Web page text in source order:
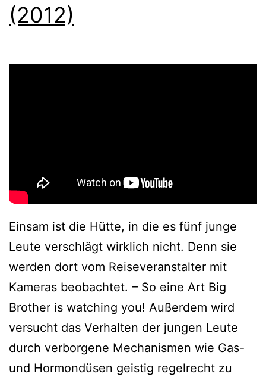
(2012)
Einsam ist die Hütte, in die es fünf junge
Leute verschlägt wirklich nicht. Denn sie
werden dort vom Reiseveranstalter mit
Kameras beobachtet. – So eine Art Big
Brother is watching you! Außerdem wird
versucht das Verhalten der jungen Leute
durch verborgene Mechanismen wie Gas-
und Hormondüsen geistig regelrecht zu